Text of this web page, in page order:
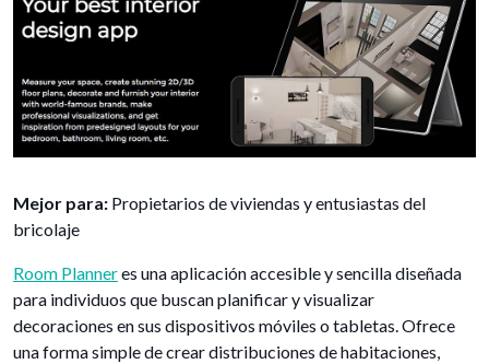
Mejor para: Propietarios de viviendas y entusiastas del
bricolaje
Room Planneres una aplicación accesible y sencilla diseñada
para individuos que buscan planificar y visualizar
decoraciones en sus dispositivos móviles o tabletas. Ofrece
una forma simple de crear distribuciones de habitaciones,